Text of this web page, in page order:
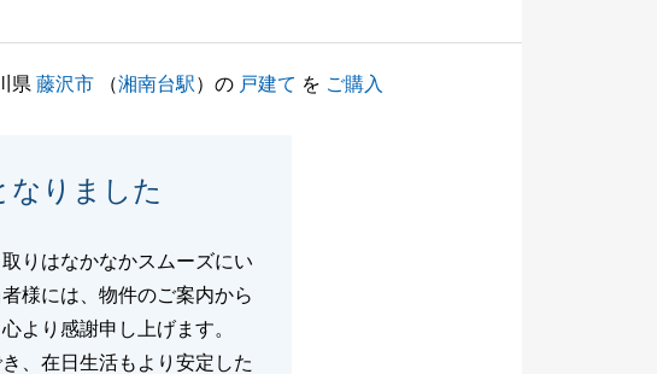
県藤沢市 （湘南台駅）の 戸建て を ご購入
なりました
りはなかなかスムーズにい
様には、物件のご案内から
より感謝申し上げます。
、在日生活もより安定した